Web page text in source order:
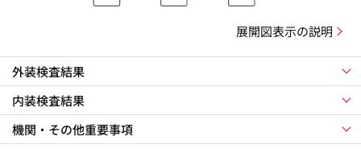
展開図表示の説明
外装検査結果
内装検査結果
機関・その他重要事項